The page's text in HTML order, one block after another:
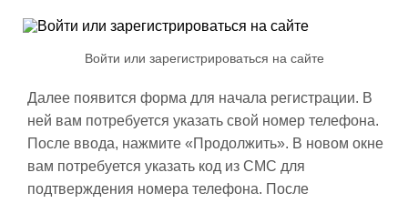
Войти или зарегистрироваться на сайте
Далее появится форма для начала регистрации. В
ней вам потребуется указать свой номер телефона.
После ввода, нажмите «Продолжить». В новом окне
вам потребуется указать код из СМС для
подтверждения номера телефона. После